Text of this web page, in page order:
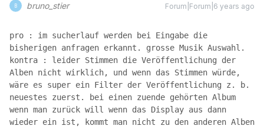
B bruno_stier Forum|Forum|6 years ago
pro : im sucherlauf werden bei Eingabe die
bisherigen anfragen erkannt. grosse Musik Auswahl.
kontra : leider Stimmen die Veröffentlichung der
Alben nicht wirklich, und wenn das Stimmen würde,
wäre es super ein Filter der Veröffentlichung z. b.
neuestes zuerst. bei einen zuende gehörten Album
wenn man zurück will wenn das Display aus dann
wieder ein ist, kommt man nicht zu den anderen Alben